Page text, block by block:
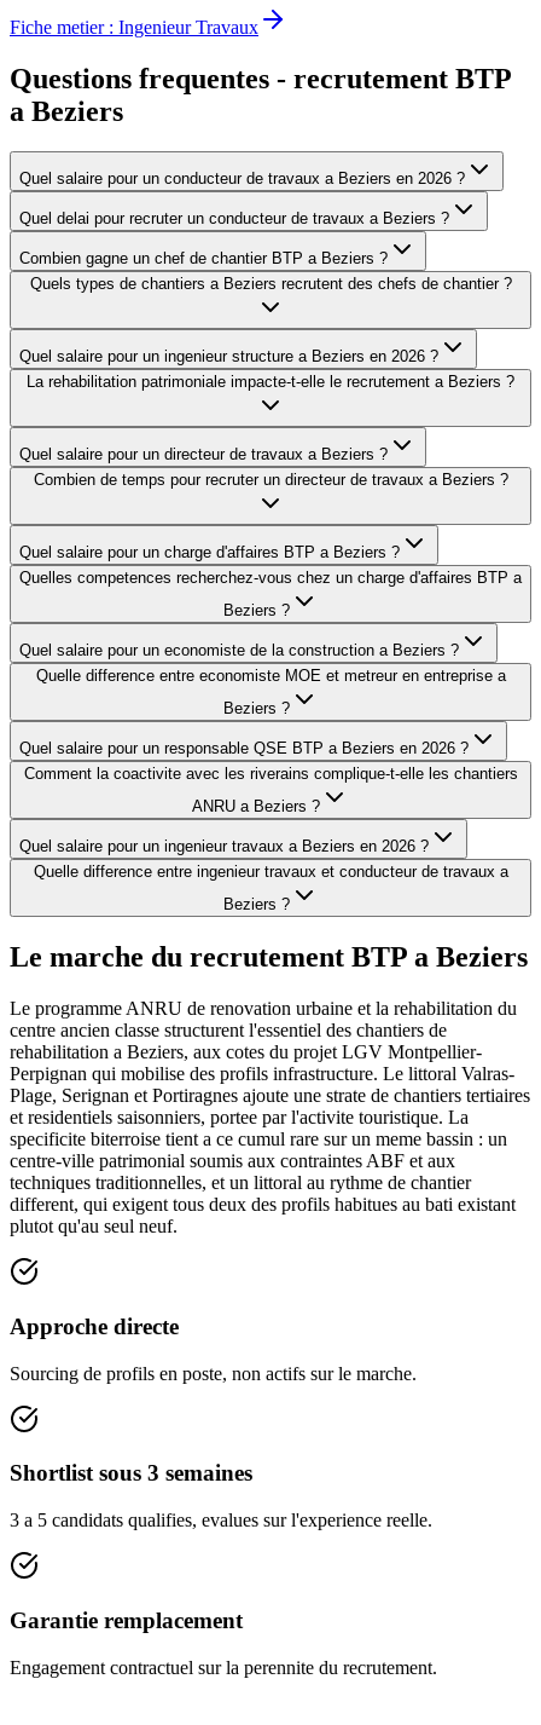
Fiche metier : Ingenieur Travaux
Questions frequentes - recrutement BTP
a Beziers
Quel salaire pour un conducteur de travaux a Beziers en 2026 ?
Quel delai pour recruter un conducteur de travaux a Beziers ?
Combien gagne un chef de chantier BTP a Beziers ?
Quels types de chantiers a Beziers recrutent des chefs de chantier ?
Quel salaire pour un ingenieur structure a Beziers en 2026 ?
La rehabilitation patrimoniale impacte-t-elle le recrutement a Beziers ?
Quel salaire pour un directeur de travaux a Beziers ?
Combien de temps pour recruter un directeur de travaux a Beziers ?
Quel salaire pour un charge d'affaires BTP a Beziers ?
Quelles competences recherchez-vous chez un charge d'affaires BTP a
Beziers ?
Quel salaire pour un economiste de la construction a Beziers ?
Quelle difference entre economiste MOE et metreur en entreprise a
Beziers ?
Quel salaire pour un responsable QSE BTP a Beziers en 2026 ?
Comment la coactivite avec les riverains complique-t-elle les chantiers
ANRU a Beziers ?
Quel salaire pour un ingenieur travaux a Beziers en 2026 ?
Quelle difference entre ingenieur travaux et conducteur de travaux a
Beziers ?
Le marche du recrutement BTP a Beziers
Le programme ANRU de renovation urbaine et la rehabilitation du
centre ancien classe structurent l'essentiel des chantiers de
rehabilitation a Beziers, aux cotes du projet LGV Montpellier-
Perpignan qui mobilise des profils infrastructure. Le littoral Valras-
Plage, Serignan et Portiragnes ajoute une strate de chantiers tertiaires
et residentiels saisonniers, portee par l'activite touristique. La
specificite biterroise tient a ce cumul rare sur un meme bassin : un
centre-ville patrimonial soumis aux contraintes ABF et aux
techniques traditionnelles, et un littoral au rythme de chantier
different, qui exigent tous deux des profils habitues au bati existant
plutot qu'au seul neuf.
Approche directe
Sourcing de profils en poste, non actifs sur le marche.
Shortlist sous 3 semaines
3 a 5 candidats qualifies, evalues sur l'experience reelle.
Garantie remplacement
Engagement contractuel sur la perennite du recrutement.